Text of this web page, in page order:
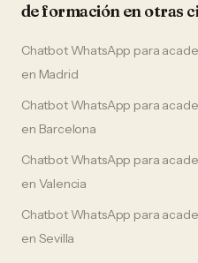
de formaciónen otras
Chatbot WhatsApp para
en Madrid
Chatbot WhatsApp para
en Barcelona
Chatbot WhatsApp para
en Valencia
Chatbot WhatsApp para
en Sevilla